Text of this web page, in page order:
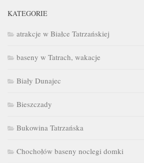
KATEGORIE
atrakcje w Białce Tatrzańskiej
baseny w Tatrach, wakacje
Biały Dunajec
Bieszczady
Bukowina Tatrzańska
Chochołów baseny noclegi domki